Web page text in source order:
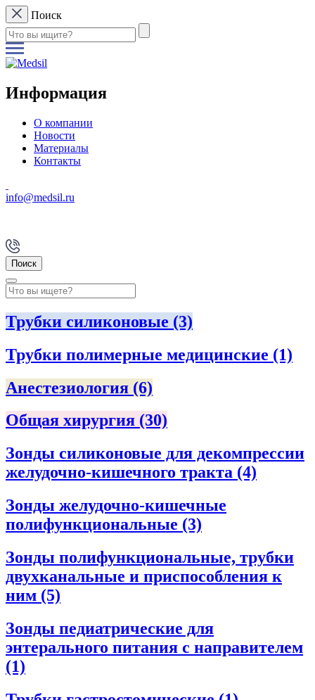
Поиск
Информация
О компании
Новости
Материалы
Контакты
info@medsil.ru
Поиск
Трубки силиконовые (3)
Трубки полимерные медицинские (1)
Анестезиология (6)
Общая хирургия (30)
Зонды силиконовые для декомпрессии
желудочно-кишечного тракта (4)
Зонды желудочно-кишечные
полифункциональные (3)
Зонды полифункциональные, трубки
двухканальные и приспособления к
ним (5)
Зонды педиатрические для
энтерального питания с направителем
(1)